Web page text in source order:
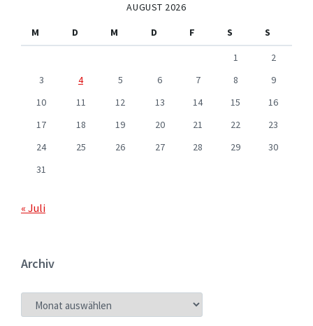
AUGUST 2026
M
D M D F S
S
1
2
3
4 5 6 7 8
9
10
11 12 13 14 15
16
17
18 19 20 21 22
23
24
25 26 27 28 29
30
31
« Juli
Archiv
ARCHIV